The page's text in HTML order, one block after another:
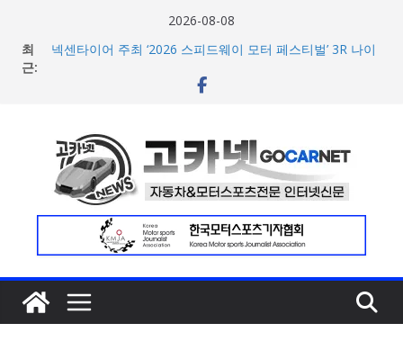
2026-08-08
최
근:
넥센타이어 주최 ‘2026 스피드웨이 모터 페스티벌’ 3R 나이
아우디, 405일 만에 완성한 초고성능 슈퍼카 ‘누볼라리’ 제
이션 엔진’ 공개
마일레, 코너링 쏠림·하체 소음 잡는 ‘스테빌라이저 링크’ 정
비 솔루션 제안
한온시스템, 캐나다 정부로부터 1,000만 캐나다달러 규모
지원 확보